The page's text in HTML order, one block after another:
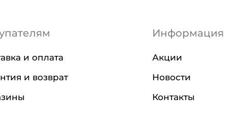
и оплата
и возврат
Информация
Акции
Новости
Контакты